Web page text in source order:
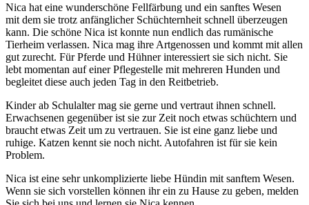
Nica hat eine wunderschöne Fellfärbung und ein sanftes Wesen
mit dem sie trotz anfänglicher Schüchternheit schnell überzeugen
kann. Die schöne Nica ist konnte nun endlich das rumänische
Tierheim verlassen. Nica mag ihre Artgenossen und kommt mit allen
gut zurecht. Für Pferde und Hühner interessiert sie sich nicht. Sie
lebt momentan auf einer Pflegestelle mit mehreren Hunden und
begleitet diese auch jeden Tag in den Reitbetrieb.
Kinder ab Schulalter mag sie gerne und vertraut ihnen schnell.
Erwachsenen gegenüber ist sie zur Zeit noch etwas schüchtern und
braucht etwas Zeit um zu vertrauen. Sie ist eine ganz liebe und
ruhige. Katzen kennt sie noch nicht. Autofahren ist für sie kein
Problem.
Nica ist eine sehr unkomplizierte liebe Hündin mit sanftem Wesen.
Wenn sie sich vorstellen können ihr ein zu Hause zu geben, melden